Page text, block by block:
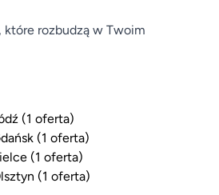
rozbudzą w Twoim
(1 oferta)
(1 oferta)
(1 oferta)
(1 oferta)